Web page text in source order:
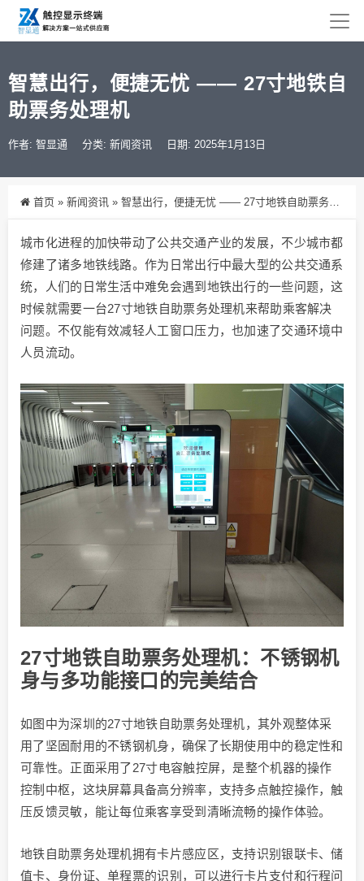
智慧出行，便捷无忧 —— 27寸地铁自
助票务处理机
作者: 智显通 分类: 新闻资讯 日期: 2025年1月13日
首页 » 新闻资讯 » 智慧出行，便捷无忧 —— 27寸地铁自助票务处理机
城市化进程的加快带动了公共交通产业的发展，不少城市都
修建了诸多地铁线路。作为日常出行中最大型的公共交通系
统，人们的日常生活中难免会遇到地铁出行的一些问题，这
时候就需要一台27寸地铁自助票务处理机来帮助乘客解决
问题。不仅能有效减轻人工窗口压力，也加速了交通环境中
人员流动。
27寸地铁自助票务处理机：不锈钢机
身与多功能接口的完美结合
如图中为深圳的27寸地铁自助票务处理机，其外观整体采
用了坚固耐用的不锈钢机身，确保了长期使用中的稳定性和
可靠性。正面采用了27寸电容触控屏，是整个机器的操作
控制中枢，这块屏幕具备高分辨率，支持多点触控操作，触
压反馈灵敏，能让每位乘客享受到清晰流畅的操作体验。
地铁自助票务处理机拥有卡片感应区，支持识别银联卡、储
值卡、身份证、单程票的识别，可以进行卡片支付和行程问